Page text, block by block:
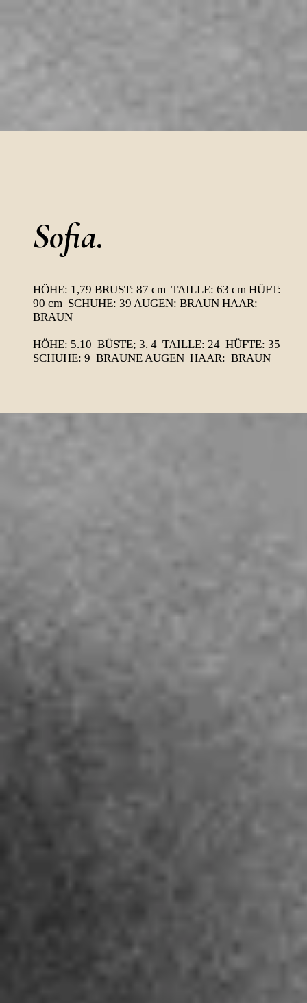
Sofia.
HÖHE: 1,79 BRUST: 87 cm TAILLE: 63 cm HÜFT:
90 cm SCHUHE: 39 AUGEN: BRAUN HAAR:
BRAUN
HÖHE: 5.10 BÜSTE; 3. 4 TAILLE: 24 HÜFTE: 35
SCHUHE: 9 BRAUNE AUGEN HAAR: BRAUN